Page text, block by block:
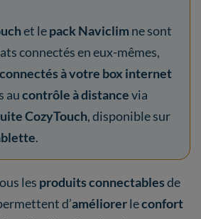
et lepack Naviclim ne sont
connectés en eux-mêmes,
à votre box internet
aucontrôle à distancevia
CozyTouch, disponible sur
.
les produits connectablesde
d’améliorerleconfort